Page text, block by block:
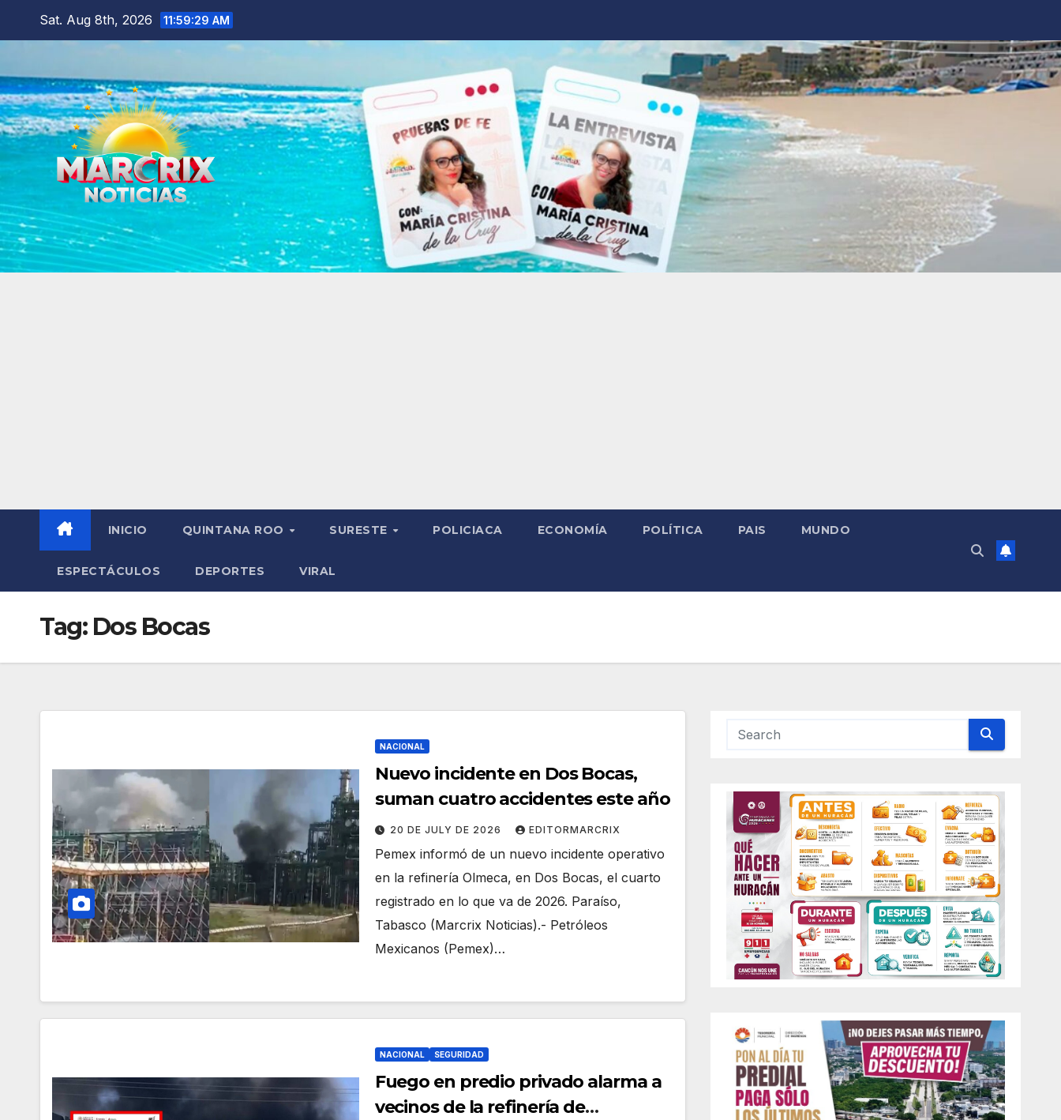
Sat. Aug 8th, 2026 11:59:31 AM
INICIO QUINTANA ROO SURESTE POLICIACA ECONOMÍA POLÍTICA PAIS MUNDO
ESPECTÁCULOS DEPORTES VIRAL
Tag: Dos Bocas
NACIONAL
Nuevo incidente en Dos Bocas,
suman cuatro accidentes este año
20 DE JULY DE 2026 EDITORMARCRIX
Pemex informó de un nuevo incidente operativo
en la refinería Olmeca, en Dos Bocas, el cuarto
registrado en lo que va de 2026. Paraíso,
Tabasco (Marcrix Noticias).- Petróleos
Mexicanos (Pemex)…
NACIONAL SEGURIDAD
Fuego en predio privado alarma a
vecinos de la refinería de